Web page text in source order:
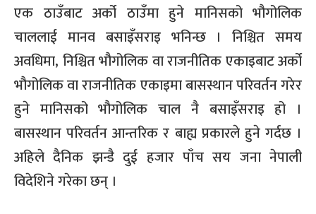
एक ठाउँबाट अर्को ठाउँमा हुने मानिसको भौगोलिक
चाललाई मानव बसाइँसराइ भनिन्छ । निश्चित समय
अवधिमा, निश्चित भौगोलिक वा राजनीतिक एकाइबाट अर्को
भौगोलिक वा राजनीतिक एकाइमा बासस्थान परिवर्तन गरेर
हुने मानिसको भौगोलिक चाल नै बसाइँसराइ हो ।
बासस्थान परिवर्तन आन्तरिक र बाह्य प्रकारले हुने गर्दछ ।
अहिले दैनिक झन्डै दुई हजार पाँच सय जना नेपाली
विदेशिने गरेका छन् ।